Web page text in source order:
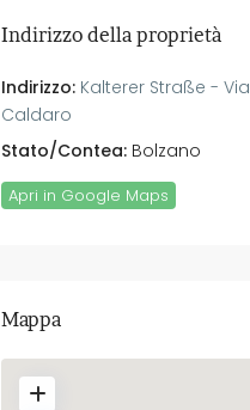
Indirizzo della proprietà
Indirizzo: Kalterer Straße - Via
Caldaro
Stato/Contea: Bolzano
Apri in Google Maps
Mappa